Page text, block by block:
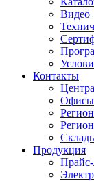
Видео
Контакты
Офисы
Продукция